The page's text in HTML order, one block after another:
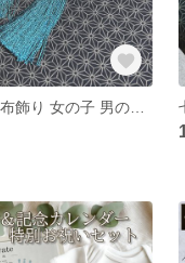
七五三 被布飾り 女の子 男の子│ 被布コートに映える華やかアクセサリー │ 和装小物・髪飾り・入学式や発表会にも